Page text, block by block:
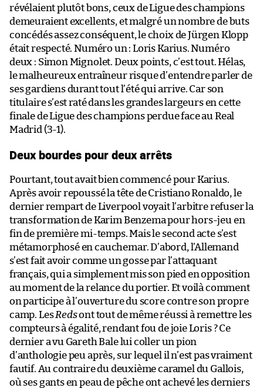
révélaient plutôt bons, ceux de Ligue des champions
demeuraient excellents, et malgré un nombre de buts
concédés assez conséquent, le choix de Jürgen Klopp
était respecté. Numéro un : Loris Karius. Numéro
deux : Simon Mignolet. Deux points, c’est tout. Hélas,
le malheureux entraîneur risque d’entendre parler de
ses gardiens durant tout l’été qui arrive. Car son
titulaire s’est raté dans les grandes largeurs en cette
finale de Ligue des champions perdue face au Real
Madrid (3-1).
Deux bourdes pour deux arrêts
Pourtant, tout avait bien commencé pour Karius.
Après avoir repoussé la tête de Cristiano Ronaldo, le
dernier rempart de Liverpool voyait l’arbitre refuser la
transformation de Karim Benzema pour hors-jeu en
fin de première mi-temps. Mais le second acte s’est
métamorphosé en cauchemar. D’abord, l’Allemand
s’est fait avoir comme un gosse par l’attaquant
français, qui a simplement mis son pied en opposition
au moment de la relance du portier. Et voilà comment
on participe à l’ouverture du score contre son propre
camp. LesRedsont tout de même réussi à remettre les
compteurs à égalité, rendant fou de joie Loris ? Ce
dernier a vu Gareth Bale lui coller un pion
d’anthologie peu après, sur lequel il n’est pas vraiment
fautif. Au contraire du deuxième caramel du Gallois,
où ses gants en peau de pêche ont achevé les derniers